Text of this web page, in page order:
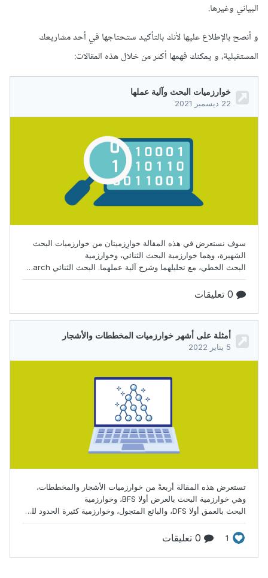
البياني وغيرها.
و أنصح بالإطلاع عليها لأنك بالتأكيد ستحتاجها في أحد مشاريعك
المستقبلية، و يمكنك فهمها أكثر من خلال هذه المقالات: